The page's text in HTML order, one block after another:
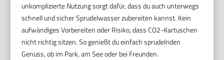
unkomplizierte Nutzung sorgt dafür, dass du auch unterwegs
schnell und sicher Sprudelwasser zubereiten kannst. Kein
aufwändiges Vorbereiten oder Risiko, dass CO2-Kartuschen
nicht richtig sitzen. So genießt du einfach sprudelnden
Genuss, ob im Park, am See oder bei Freunden.